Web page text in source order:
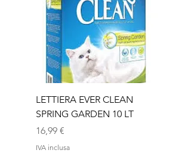
LETTIERA EVER CLEAN
SPRING GARDEN 10 LT
Prezzo
16,99 €
IVA inclusa